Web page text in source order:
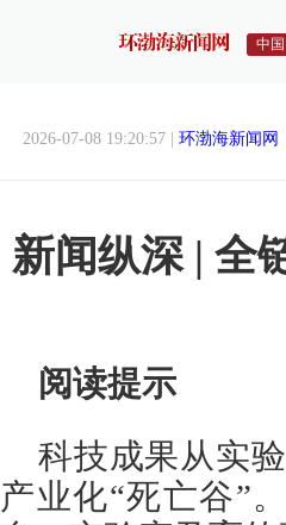
中国
2026-07-08 19:20:57 | 环渤海新闻网
新闻纵深 | 全
阅读提示
科技成果从实
产业化“死亡谷”